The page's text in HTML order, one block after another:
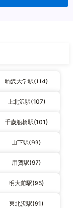
駒沢大学駅(114)
上北沢駅(107)
千歳船橋駅(101)
山下駅(99)
用賀駅(97)
明大前駅(95)
東北沢駅(91)